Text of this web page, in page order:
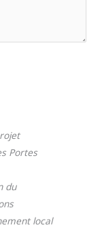
Portes
du
local